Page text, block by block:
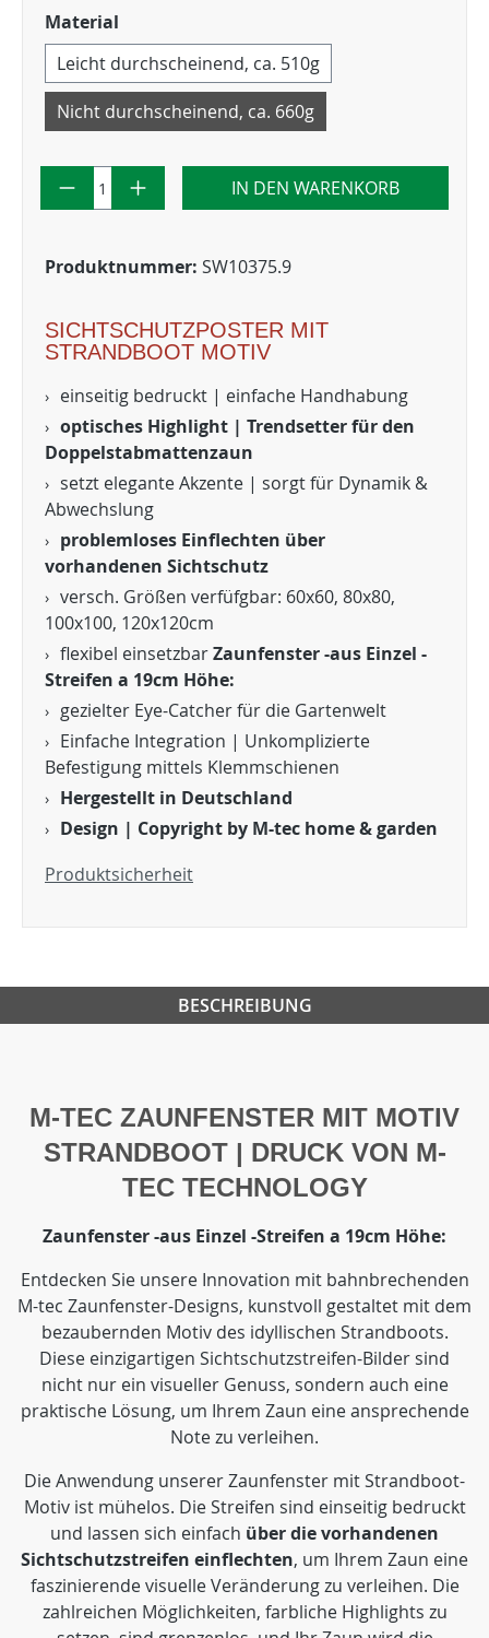
Material
Leicht durchscheinend, ca. 510g
Nicht durchscheinend, ca. 660g
IN DEN WARENKORB
Produktnummer: SW10375.9
SICHTSCHUTZPOSTER MIT
STRANDBOOT MOTIV
einseitig bedruckt | einfache Handhabung
optisches Highlight | Trendsetter für den
Doppelstabmattenzaun
setzt elegante Akzente | sorgt für Dynamik &
Abwechslung
problemloses Einflechten über
vorhandenen Sichtschutz
versch. Größen verfüfgbar: 60x60, 80x80,
100x100, 120x120cm
flexibel einsetzbarZaunfenster -aus Einzel -
Streifen a 19cm Höhe:
gezielter Eye-Catcher für die Gartenwelt
Einfache Integration | Unkomplizierte
Befestigung mittels Klemmschienen
Hergestellt in Deutschland
Design | Copyright by M-tec home & garden
Produktsicherheit
BESCHREIBUNG
M-TEC ZAUNFENSTER MIT MOTIV
STRANDBOOT | DRUCK VON M-
TEC TECHNOLOGY
Zaunfenster -aus Einzel -Streifen a 19cm Höhe:
Entdecken Sie unsere Innovation mit bahnbrechenden
M-tec Zaunfenster-Designs, kunstvoll gestaltet mit dem
bezaubernden Motiv des idyllischen Strandboots.
Diese einzigartigen Sichtschutzstreifen-Bilder sind
nicht nur ein visueller Genuss, sondern auch eine
praktische Lösung, um Ihrem Zaun eine ansprechende
Note zu verleihen.
Die Anwendung unserer Zaunfenster mit Strandboot-
Motiv ist mühelos. Die Streifen sind einseitig bedruckt
und lassen sich einfach über die vorhandenen
Sichtschutzstreifen einflechten, um Ihrem Zaun eine
faszinierende visuelle Veränderung zu verleihen. Die
zahlreichen Möglichkeiten, farbliche Highlights zu